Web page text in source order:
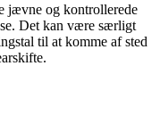
jævne og kontrollerede
Det kan være særligt
til at komme af sted